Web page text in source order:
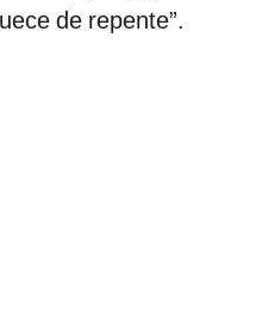
de repente”.